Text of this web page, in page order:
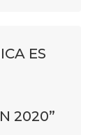
ES
2020”